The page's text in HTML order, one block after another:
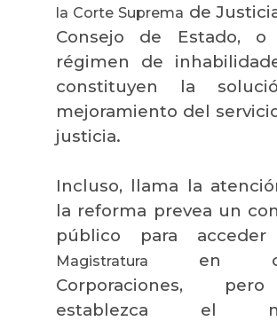
la CorteSuprema de
Consejo de Estado,
régimen de
constituyen la
mejoramiento del
justicia.
Incluso, llama la
la reforma prevea un
público para
Magistratura
en
Corporaciones,
establezca el